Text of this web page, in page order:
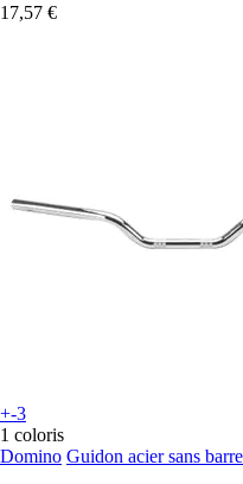
17,57 €
+-3
1 coloris
Domino Guidon acier sans